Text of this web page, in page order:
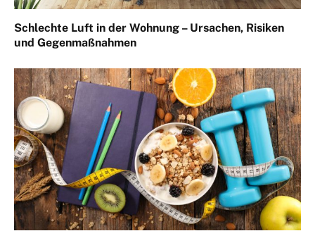
Schlechte Luft in der Wohnung – Ursachen, Risiken
und Gegenmaßnahmen